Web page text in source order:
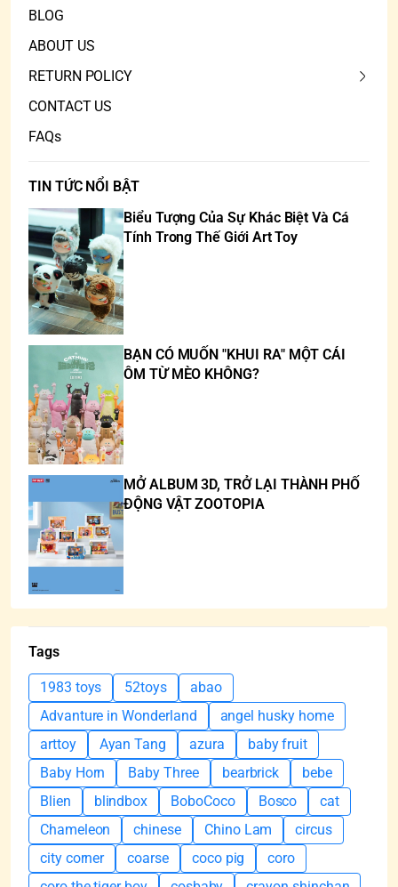
BLOG
ABOUT US
RETURN POLICY
CONTACT US
FAQs
TIN TỨC NỔI BẬT
Biểu Tượng Của Sự Khác Biệt Và Cá
Tính Trong Thế Giới Art Toy
BẠN CÓ MUỐN "KHUI RA" MỘT CÁI
ÔM TỪ MÈO KHÔNG?
MỞ ALBUM 3D, TRỞ LẠI THÀNH PHỐ
ĐỘNG VẬT ZOOTOPIA
Tags
1983 toys 52toys
abao
Advanture in Wonderland
angel husky home
arttoy
Ayan Tang azura
baby fruit
Baby Horn
Baby Three bearbrick
bebe
Blien
blindbox BoboCoco Bosco
cat
Chameleon
chinese Chino Lam
circus
city corner
coarse coco pig
coro